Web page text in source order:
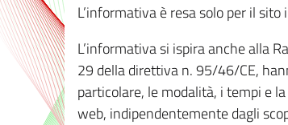
L’informativa è resa solo per il
L’informativa si ispira anche alla
29 della direttiva n. 95/46/CE,
particolare, le modalità, i tempi e
web, indipendentemente dagli